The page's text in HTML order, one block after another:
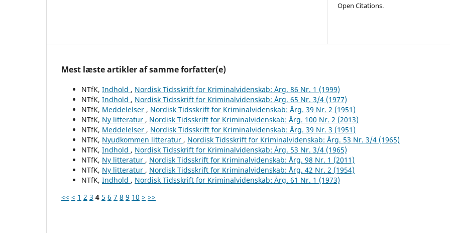
Open Citations.
Mest læste artikler af samme forfatter(e)
NTfK, Indhold , Nordisk Tidsskrift for Kriminalvidenskab: Årg. 86 Nr. 1 (1999)
NTfK, Indhold , Nordisk Tidsskrift for Kriminalvidenskab: Årg. 65 Nr. 3/4 (1977)
NTfK, Meddelelser , Nordisk Tidsskrift for Kriminalvidenskab: Årg. 39 Nr. 2 (1951)
NTfK, Ny litteratur , Nordisk Tidsskrift for Kriminalvidenskab: Årg. 100 Nr. 2 (2013)
NTfK, Meddelelser , Nordisk Tidsskrift for Kriminalvidenskab: Årg. 39 Nr. 3 (1951)
NTfK, Nyudkommen litteratur , Nordisk Tidsskrift for Kriminalvidenskab: Årg. 53 Nr. 3/4 (1965)
NTfK, Indhold , Nordisk Tidsskrift for Kriminalvidenskab: Årg. 53 Nr. 3/4 (1965)
NTfK, Ny litteratur , Nordisk Tidsskrift for Kriminalvidenskab: Årg. 98 Nr. 1 (2011)
NTfK, Ny litteratur , Nordisk Tidsskrift for Kriminalvidenskab: Årg. 42 Nr. 2 (1954)
NTfK, Indhold , Nordisk Tidsskrift for Kriminalvidenskab: Årg. 61 Nr. 1 (1973)
<< < 1 2 3 4 5 6 7 8 9 10 > >>